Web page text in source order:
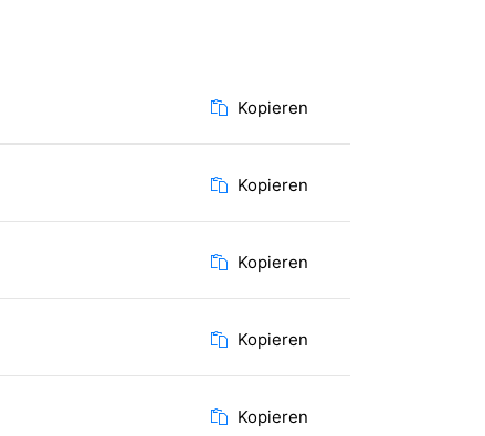
Kopieren
Kopieren
Kopieren
Kopieren
Kopieren